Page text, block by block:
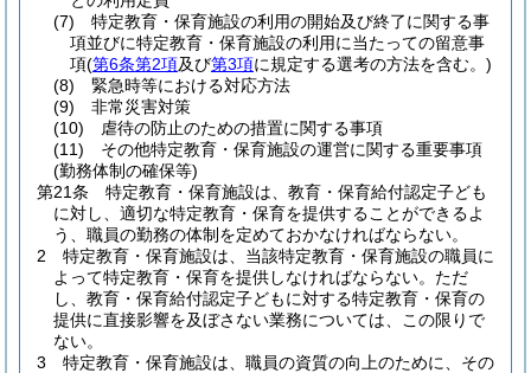
(7)
特定教育・保育施設の利用の開始及び終了に関する事
項並びに特定教育・保育施設の利用に当たっての留意事
項(第6条第2項及び第3項に規定する選考の方法を含む。)
(8)
緊急時等における対応方法
(9)
非常災害対策
(10)
虐待の防止のための措置に関する事項
(11)
その他特定教育・保育施設の運営に関する重要事項
(勤務体制の確保等)
第21条
特定教育・保育施設は、教育・保育給付認定子ども
に対し、適切な特定教育・保育を提供することができるよ
う、職員の勤務の体制を定めておかなければならない。
2
特定教育・保育施設は、当該特定教育・保育施設の職員に
よって特定教育・保育を提供しなければならない。 ただ
し、教育・保育給付認定子どもに対する特定教育・保育の
提供に直接影響を及ぼさない業務については、この限りで
ない。
3
特定教育・保育施設は、職員の資質の向上のために、その